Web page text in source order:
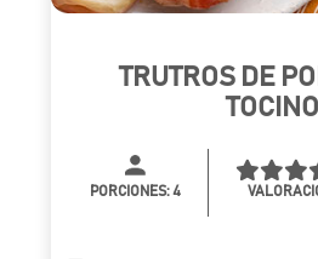
TRUTROS DE
TOCINO
PORCIONES:4